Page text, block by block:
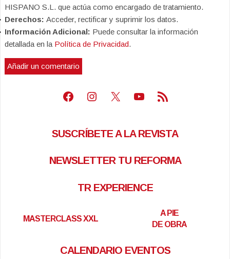
HISPANO S.L. que actúa como encargado de tratamiento.
Derechos: Acceder, rectificar y suprimir los datos.
Información Adicional: Puede consultar la información
detallada en la Política de Privacidad.
Facebook
Instagram
X Youtube
Feed RSS
SUSCRÍBETE A LA REVISTA
NEWSLETTER TU REFORMA
TR EXPERIENCE
MASTERCLASS XXL
A PIE
DE OBRA
CALENDARIO EVENTOS